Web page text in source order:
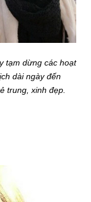
tạm dừng các hoạt
dài ngày đến
trung, xinh đẹp.